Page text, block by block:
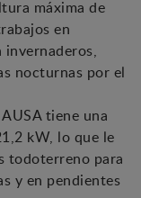
máxima de
en
invernaderos,
nocturnas por el
tiene una
kW, lo que le
todoterreno para
y en pendientes